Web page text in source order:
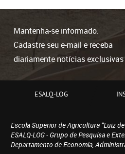
Mantenha-se informado.
Cadastre seu e-mail e receba
diariamente notícias exclusivas
ESALQ-LOG
Escola Superior de Agricultura “Luiz
ESALQ-LOG - Grupo de Pesquisa e
Departamento de Economia,